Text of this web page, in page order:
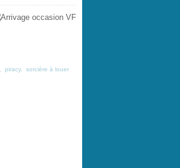
piracy, sorcière à louer